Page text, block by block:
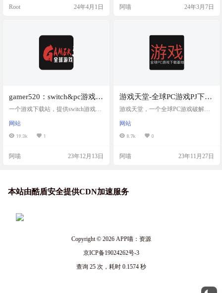
mebox 目前提供了 862 款游戏免费下
0、埃尔登法…
Root 24年4月1日
就可获取下载。而且有多个下载方
站链接 https://www.freegamesdl.net/
阿喵 24年3月7日
gamer520：switch&pc游戏下
载网站
一个游戏下载站，提供switch游戏，
载。提供了多个网盘下载。。有广
告。小站没有充值.也没有售卖会员
享 网站截图 网站链接 https://www.ga
网站
19.3k 1
阿喵 23年12月13日
游戏天堂-全球PC游戏PJ下载
站
游戏天堂，一个全球PC游戏破解下
发布前已测试过，98%安全无毒，每
款游戏都有说明、教程、安装步
安装安全杀毒软件等，避免出意外
网站
8.7k 0
阿喵 23年11月27日
本站由酷盾安全提供CDN加速服务
Copyright © 2026APP喵：资源
京ICP备19024262号-3
查询 25 次，耗时 0.1574 秒